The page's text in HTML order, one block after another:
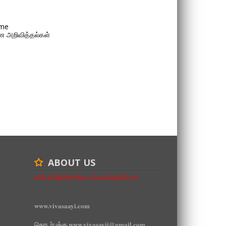
அறிவித்தல்கள்
ABOUT US
உயிர்பலி இன்றி உரிமை வென்றெடுப்போம்
www.vivasaayi.com
தொடர்புக்கு www.vivasayii@gmail.com